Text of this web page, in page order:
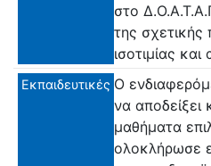
στο
της σχετικής
ισοτιμίας και
Εκπαιδευτικές Ο
να αποδείξει
μαθήματα
ολοκλήρωσε